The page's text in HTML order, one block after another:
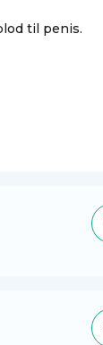
til penis.